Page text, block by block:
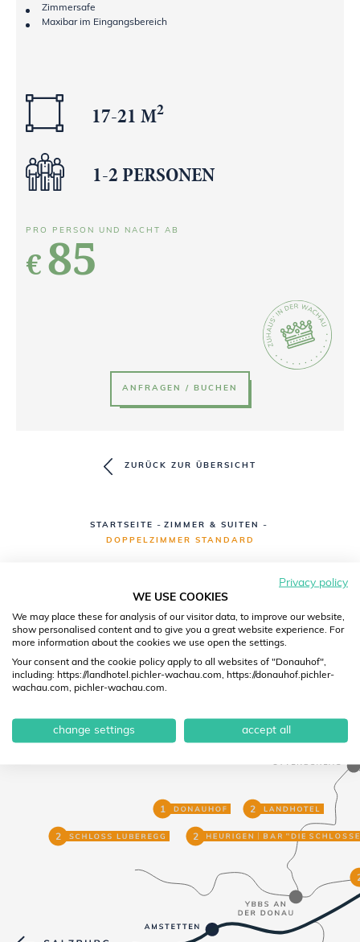
Zimmersafe
Maxibar im Eingangsbereich
17-21 M2
1-2 PERSONEN
PRO PERSON UND NACHT AB
€85
ANFRAGEN / BUCHEN
ZURÜCK ZUR ÜBERSICHT
STARTSEITE - ZIMMER & SUITEN -
DOPPELZIMMER STANDARD
SO FINDEN SIE UNS:
Privacy policy
WE USE COOKIES
We may place these for analysis of our visitor data, to improve our website,
show personalised content and to give you a great website experience. For
more information about the cookies we use open the settings.
Your consent and the cookie policy apply to all websites of "Donauhof",
including: https://landhotel.pichler-wachau.com, https://donauhof.pichler-
wachau.com, pichler-wachau.com.
change settings accept all